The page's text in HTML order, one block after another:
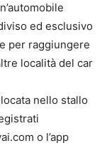
ed esclusivo
per raggiungere
località del car
nello stallo
o l’app